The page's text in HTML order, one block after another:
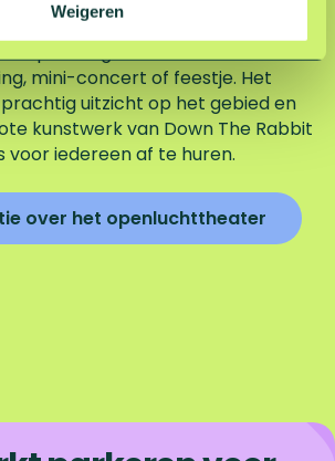
Weigeren
't Konijnenhol op recreatiegebied
prachtige locatie aan het water
mini-concert of feestje. Het
uitzicht op het gebied en
kunstwerk van Down The Rabbit
voor iedereen af te huren.
over het openluchttheater